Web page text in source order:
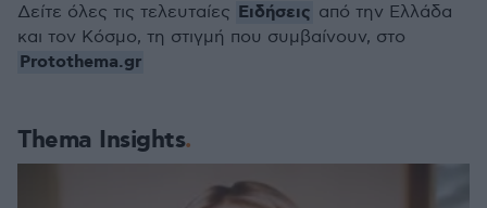
Thema Insights
Δείτε όλες τις τελευταίες Ειδήσεις από την Ελλάδα
και τον Κόσμο, τη στιγμή που συμβαίνουν, στο
Protothema.gr